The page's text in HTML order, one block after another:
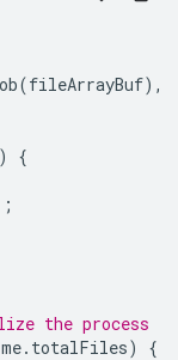
(fileArrayBuf),
) {
the process
me. totalFiles) {